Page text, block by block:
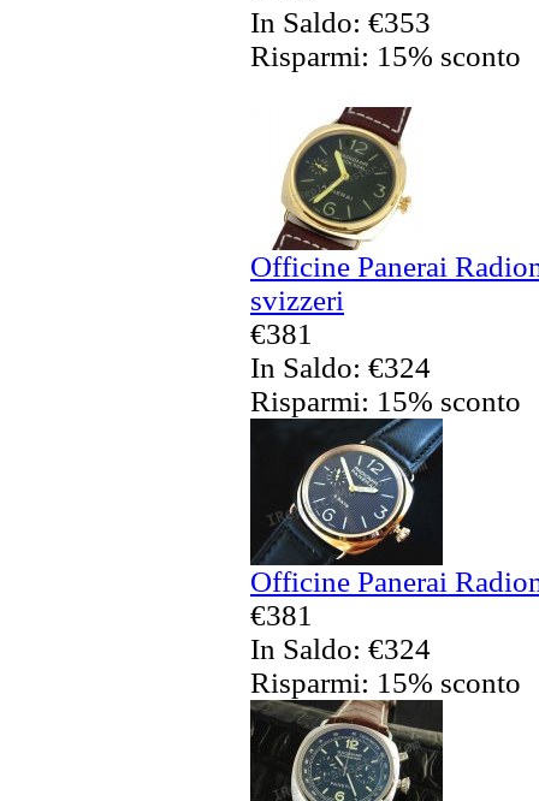
In Saldo: €353
Risparmi: 15% sconto
Officine Panerai
svizzeri
€381
In Saldo: €324
Risparmi: 15% sconto
Officine Panerai
€381
In Saldo: €324
Risparmi: 15% sconto